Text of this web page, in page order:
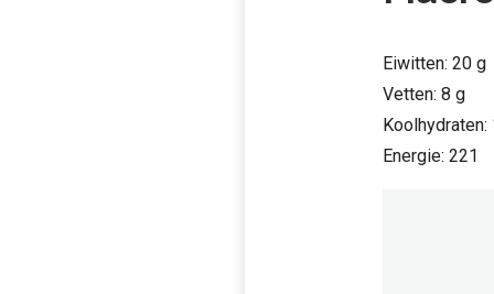
Eiwitten: 20 g
Vetten: 8 g
Koolhydraten:
Energie: 221